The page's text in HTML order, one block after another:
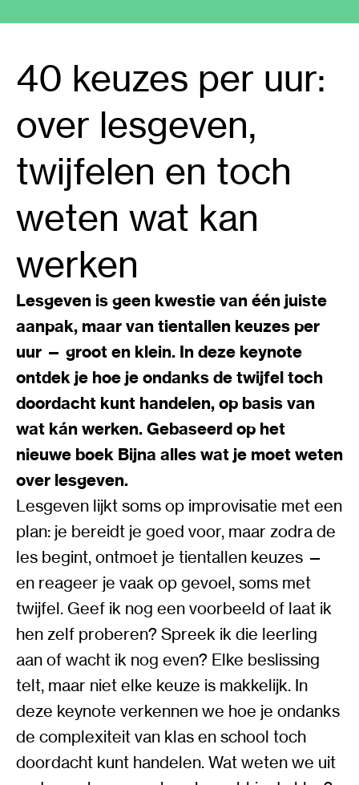
40 keuzes per uur:
over lesgeven,
twijfelen en toch
weten wat kan
werken
Lesgeven is geen kwestie van één juiste
aanpak, maar van tientallen keuzes per
uur — groot en klein. In deze keynote
ontdek je hoe je ondanks de twijfel toch
doordacht kunt handelen, op basis van
wat kán werken. Gebaseerd op het
nieuwe boek Bijna alles wat je moet weten
over lesgeven.
Lesgeven lijkt soms op improvisatie met een
plan: je bereidt je goed voor, maar zodra de
les begint, ontmoet je tientallen keuzes —
en reageer je vaak op gevoel, soms met
twijfel. Geef ik nog een voorbeeld of laat ik
hen zelf proberen? Spreek ik die leerling
aan of wacht ik nog even? Elke beslissing
telt, maar niet elke keuze is makkelijk. In
deze keynote verkennen we hoe je ondanks
de complexiteit van klas en school toch
doordacht kunt handelen. Wat weten we uit